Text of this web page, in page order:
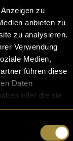
zu
anbieten zu
zu analysieren.
Verwendung
Medien,
führen diese
Daten
oder die sie
?
?